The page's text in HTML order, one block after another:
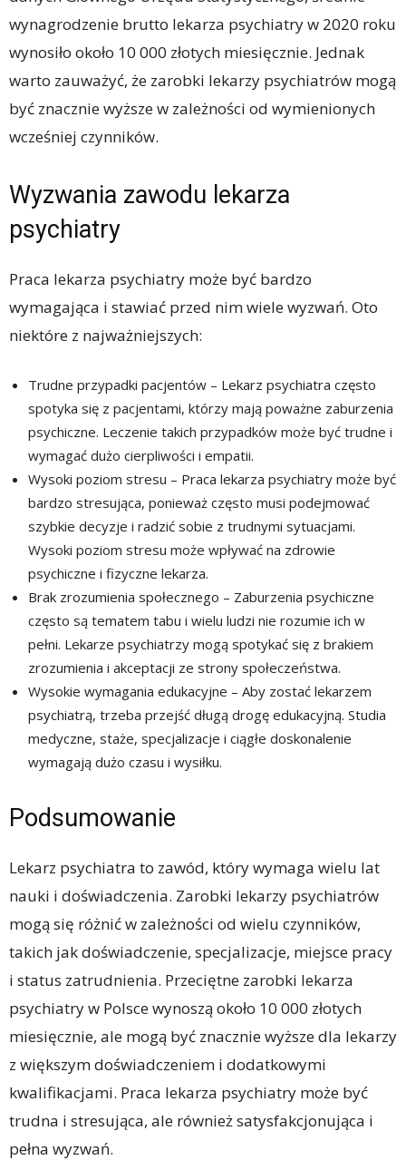
wynagrodzenie brutto lekarza psychiatry w 2020 roku
wynosiło około 10 000 złotych miesięcznie. Jednak
warto zauważyć, że zarobki lekarzy psychiatrów mogą
być znacznie wyższe w zależności od wymienionych
wcześniej czynników.
Wyzwania zawodu lekarza
psychiatry
Praca lekarza psychiatry może być bardzo
wymagająca i stawiać przed nim wiele wyzwań. Oto
niektóre z najważniejszych:
Trudne przypadki pacjentów – Lekarz psychiatra często
spotyka się z pacjentami, którzy mają poważne zaburzenia
psychiczne. Leczenie takich przypadków może być trudne i
wymagać dużo cierpliwości i empatii.
Wysoki poziom stresu – Praca lekarza psychiatry może być
bardzo stresująca, ponieważ często musi podejmować
szybkie decyzje i radzić sobie z trudnymi sytuacjami.
Wysoki poziom stresu może wpływać na zdrowie
psychiczne i fizyczne lekarza.
Brak zrozumienia społecznego – Zaburzenia psychiczne
często są tematem tabu i wielu ludzi nie rozumie ich w
pełni. Lekarze psychiatrzy mogą spotykać się z brakiem
zrozumienia i akceptacji ze strony społeczeństwa.
Wysokie wymagania edukacyjne – Aby zostać lekarzem
psychiatrą, trzeba przejść długą drogę edukacyjną. Studia
medyczne, staże, specjalizacje i ciągłe doskonalenie
wymagają dużo czasu i wysiłku.
Podsumowanie
Lekarz psychiatra to zawód, który wymaga wielu lat
nauki i doświadczenia. Zarobki lekarzy psychiatrów
mogą się różnić w zależności od wielu czynników,
takich jak doświadczenie, specjalizacje, miejsce pracy
i status zatrudnienia. Przeciętne zarobki lekarza
psychiatry w Polsce wynoszą około 10 000 złotych
miesięcznie, ale mogą być znacznie wyższe dla lekarzy
z większym doświadczeniem i dodatkowymi
kwalifikacjami. Praca lekarza psychiatry może być
trudna i stresująca, ale również satysfakcjonująca i
pełna wyzwań.